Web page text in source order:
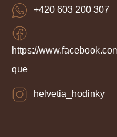
https://
que
helvetia_hodinky
+420 603 200 307